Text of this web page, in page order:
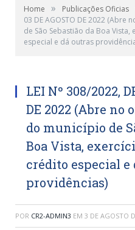
Home » Publicações Oficias
03 DE AGOSTO DE 2022
de São Sebastião da Boa
especial e dá outras
LEI Nº 308/2022,
DE 2022 (Abre no
do município de
Boa Vista,
crédito especial e
providências)
POR CR2-ADMIN3 EM 3 DE AGOSTO